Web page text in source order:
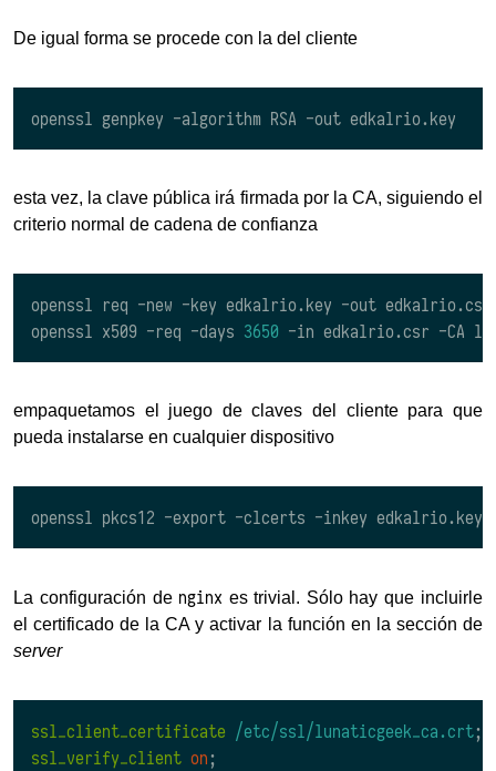
De igual forma se procede con la del cliente
esta vez, la clave pública irá firmada por la CA, siguiendo el
criterio normal de cadena de confianza
openssl req -new -key edkalrio.key -out edkalrio.csr
openssl x509 -req -days 3650 -in edkalrio.csr -CA
empaquetamos el juego de claves del cliente para que
pueda instalarse en cualquier dispositivo
La configuración de nginx es trivial. Sólo hay que incluirle
el certificado de la CA y activar la función en la sección de
server
ssl_client_certificate /etc/ssl/lunaticgeek_ca.crt;
ssl_verify_client on;